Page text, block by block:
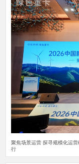
聚焦场景运营 探寻规模化运
行